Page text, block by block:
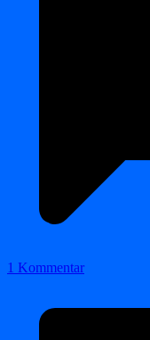
1 Kommentar